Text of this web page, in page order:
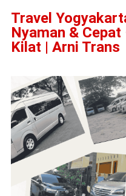
Travel
Nyaman &
Kilat | Arni Trans